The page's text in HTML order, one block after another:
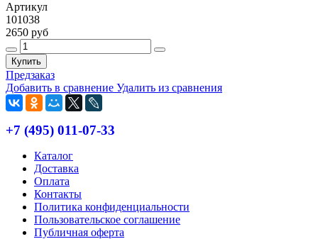
Артикул
101038
2650 руб
Купить
Предзаказ
Добавить в сравнение Удалить из сравнения
+7 (495) 011-07-33
Каталог
Доставка
Оплата
Контакты
Политика конфиденциальности
Пользовательское соглашение
Публичная оферта